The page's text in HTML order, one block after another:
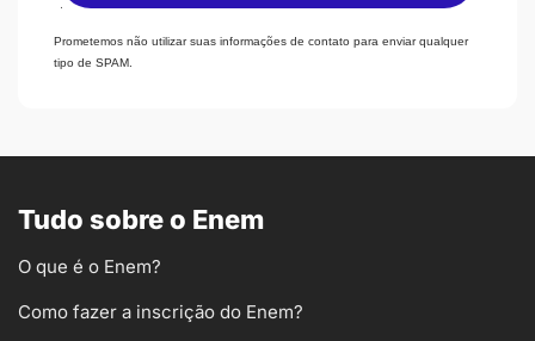
Prometemos não utilizar suas informações de contato para enviar qualquer
tipo de SPAM.
Tudo sobre o Enem
O que é o Enem?
Como fazer a inscrição do Enem?